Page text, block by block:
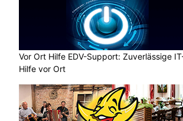
Vor Ort Hilfe EDV-Support: Zuverlässige
Hilfe vor Ort